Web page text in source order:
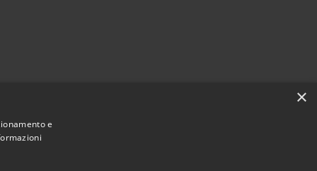
×
e